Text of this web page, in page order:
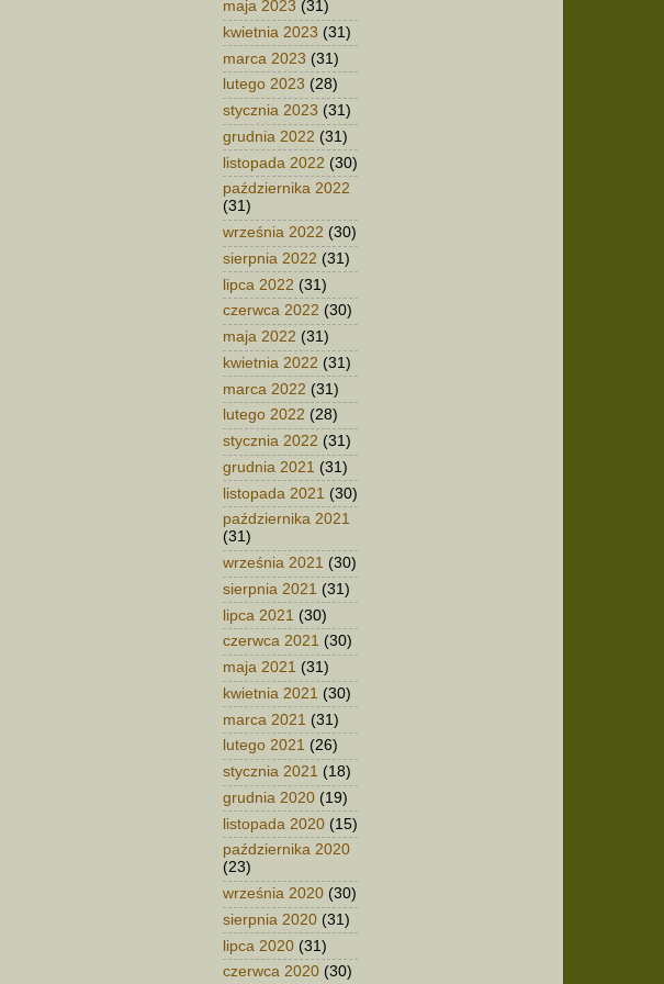
maja 2023 (31)
kwietnia 2023 (31)
marca 2023 (31)
lutego 2023 (28)
stycznia 2023 (31)
grudnia 2022 (31)
listopada 2022 (30)
października 2022
(31)
września 2022 (30)
sierpnia 2022 (31)
lipca 2022 (31)
czerwca 2022 (30)
maja 2022 (31)
kwietnia 2022 (31)
marca 2022 (31)
lutego 2022 (28)
stycznia 2022 (31)
grudnia 2021 (31)
listopada 2021 (30)
października 2021
(31)
września 2021 (30)
sierpnia 2021 (31)
lipca 2021 (30)
czerwca 2021 (30)
maja 2021 (31)
kwietnia 2021 (30)
marca 2021 (31)
lutego 2021 (26)
stycznia 2021 (18)
grudnia 2020 (19)
listopada 2020 (15)
października 2020
(23)
września 2020 (30)
sierpnia 2020 (31)
lipca 2020 (31)
czerwca 2020 (30)